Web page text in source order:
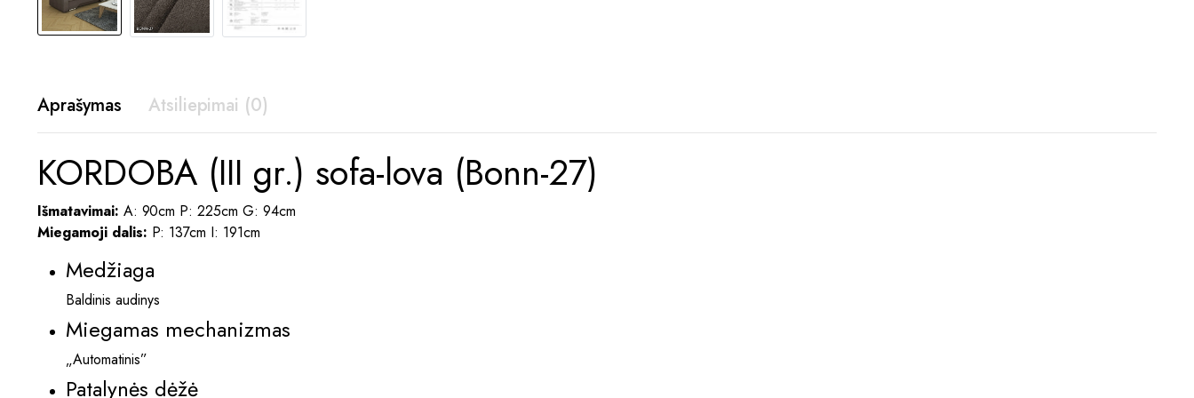
Aprašymas Atsiliepimai (0)
KORDOBA (III gr.) sofa-lova (Bonn-27)
Išmatavimai: A: 90cm P: 225cm G: 94cm
Miegamoji dalis: P: 137cm I: 191cm
Medžiaga
Baldinis audinys
Miegamas mechanizmas
„Automatinis”
Patalynės dėžė